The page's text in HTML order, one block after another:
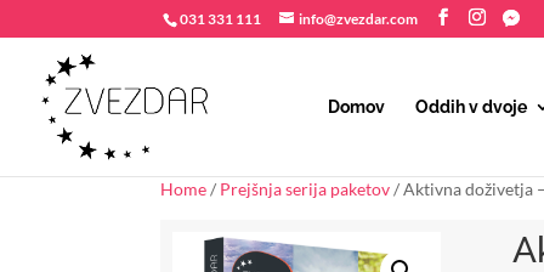
031 331 111 info@zvezdar.com
Domov Oddih v dvoje
Home/ Prejšnja serija paketov/ Aktivna doživetja